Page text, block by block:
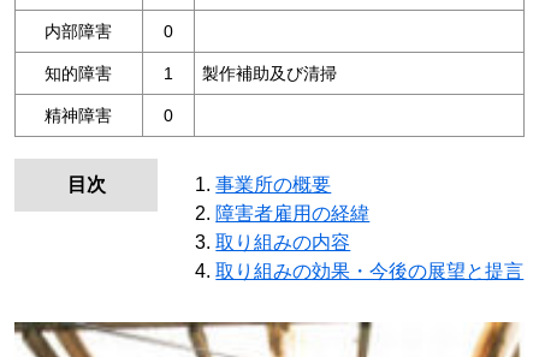
内部障害 0
知的障害 1 製作補助及び清掃
精神障害 0
目次
事業所の概要
障害者雇用の経緯
取り組みの内容
取り組みの効果・今後の展望と提言